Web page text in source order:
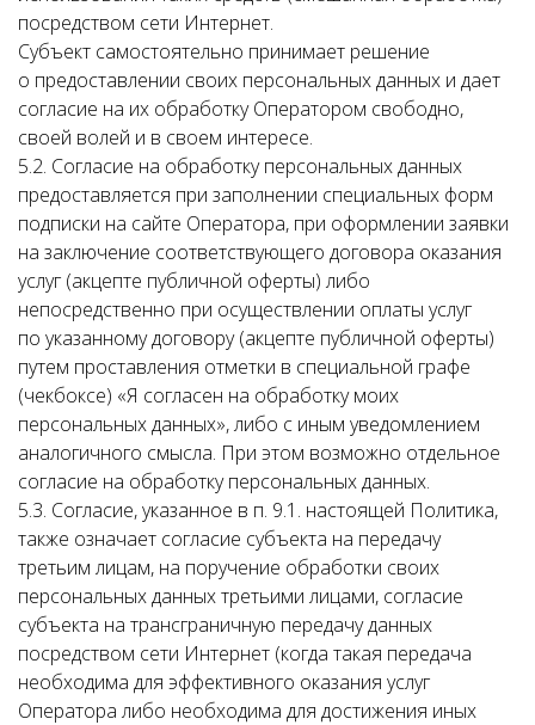
посредством сети Интернет.
Субъект самостоятельно принимает решение
о предоставлении своих персональных данных и дает
согласие на их обработку Оператором свободно,
своей волей и в своем интересе.
5.2. Согласие на обработку персональных данных
предоставляется при заполнении специальных форм
подписки на сайте Оператора, при оформлении заявки
на заключение соответствующего договора оказания
услуг (акцепте публичной оферты) либо
непосредственно при осуществлении оплаты услуг
по указанному договору (акцепте публичной оферты)
путем проставления отметки в специальной графе
(чекбоксе) «Я согласен на обработку моих
персональных данных», либо с иным уведомлением
аналогичного смысла. При этом возможно отдельное
согласие на обработку персональных данных.
5.3. Согласие, указанное в п. 9.1. настоящей Политика,
также означает согласие субъекта на передачу
третьим лицам, на поручение обработки своих
персональных данных третьими лицами, согласие
субъекта на трансграничную передачу данных
посредством сети Интернет (когда такая передача
необходима для эффективного оказания услуг
Оператора либо необходима для достижения иных